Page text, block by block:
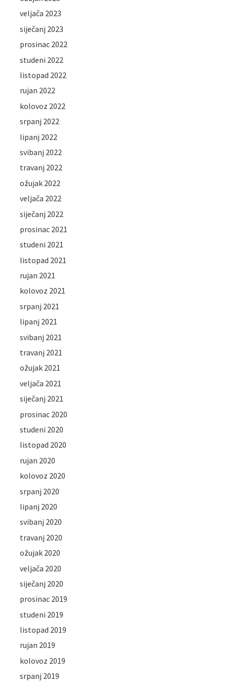
veljača 2023
siječanj 2023
prosinac 2022
studeni 2022
listopad 2022
rujan 2022
kolovoz 2022
srpanj 2022
lipanj 2022
svibanj 2022
travanj 2022
ožujak 2022
veljača 2022
siječanj 2022
prosinac 2021
studeni 2021
listopad 2021
rujan 2021
kolovoz 2021
srpanj 2021
lipanj 2021
svibanj 2021
travanj 2021
ožujak 2021
veljača 2021
siječanj 2021
prosinac 2020
studeni 2020
listopad 2020
rujan 2020
kolovoz 2020
srpanj 2020
lipanj 2020
svibanj 2020
travanj 2020
ožujak 2020
veljača 2020
siječanj 2020
prosinac 2019
studeni 2019
listopad 2019
rujan 2019
kolovoz 2019
srpanj 2019